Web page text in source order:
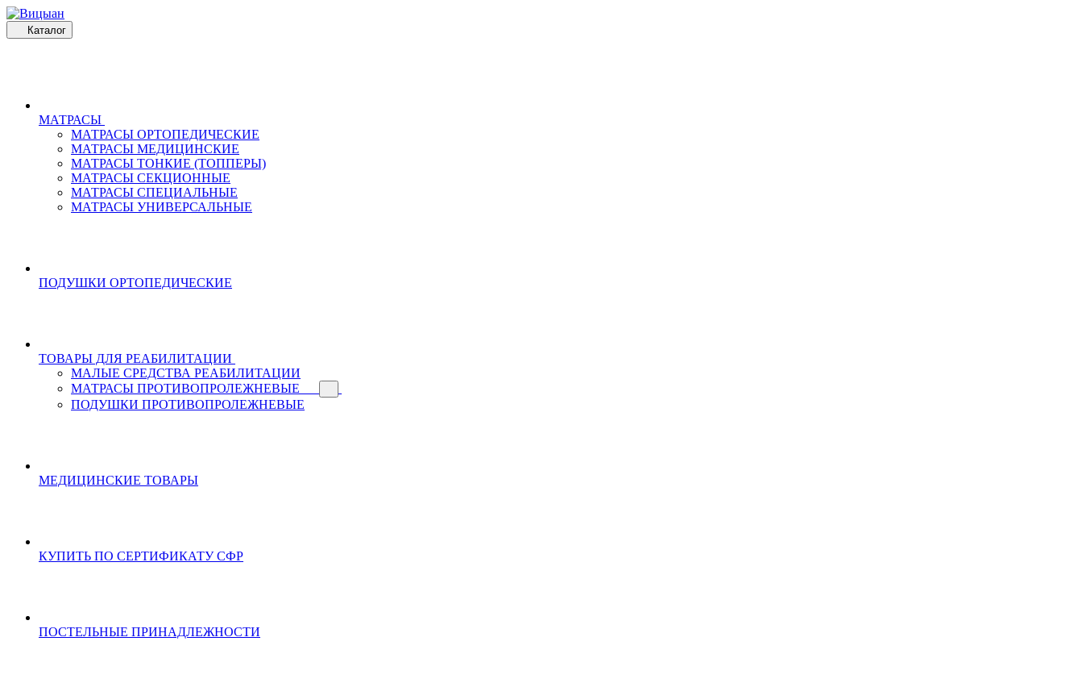
Каталог
МАТРАСЫ
МАТРАСЫ ОРТОПЕДИЧЕСКИЕ
МАТРАСЫ МЕДИЦИНСКИЕ
МАТРАСЫ ТОНКИЕ (ТОППЕРЫ)
МАТРАСЫ СЕКЦИОННЫЕ
МАТРАСЫ СПЕЦИАЛЬНЫЕ
МАТРАСЫ УНИВЕРСАЛЬНЫЕ
ПОДУШКИ ОРТОПЕДИЧЕСКИЕ
ТОВАРЫ ДЛЯ РЕАБИЛИТАЦИИ
МАЛЫЕ СРЕДСТВА РЕАБИЛИТАЦИИ
МАТРАСЫ ПРОТИВОПРОЛЕЖНЕВЫЕ
ПОДУШКИ ПРОТИВОПРОЛЕЖНЕВЫЕ
МЕДИЦИНСКИЕ ТОВАРЫ
КУПИТЬ ПО СЕРТИФИКАТУ СФР
ПОСТЕЛЬНЫЕ ПРИНАДЛЕЖНОСТИ